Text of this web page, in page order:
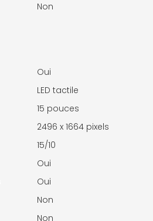
Non
Oui
LED tactile
15 pouces
2496 x 1664 pixels
15/10
Oui
Oui
Non
Non